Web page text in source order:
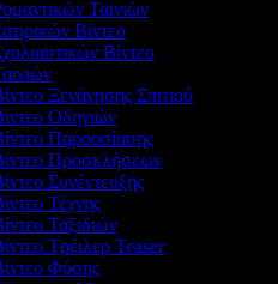
Ταινιών
Βίντεο
Βίντεο
Ξενάγησης Σπιτιού
Οδηγιών
Παρουσίασης
Προσκλήσεων
Συνέντευξης
Τέχνης
Ταξιδιών
Τρέιλερ Teaser
Φύσης